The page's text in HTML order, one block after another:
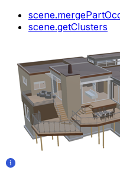
scene.getClusters